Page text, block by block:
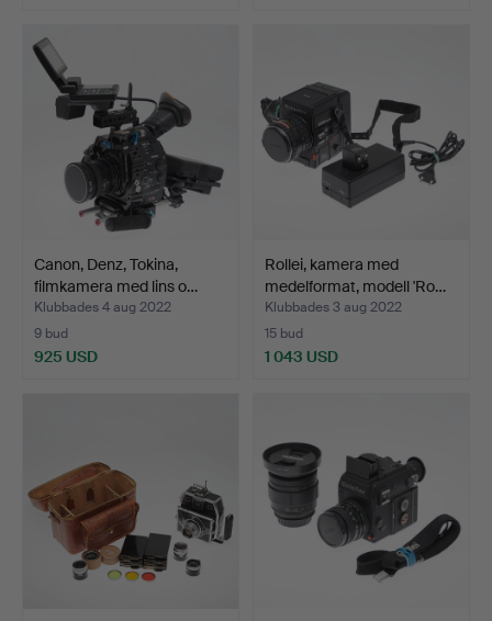
Canon, Denz, Tokina,
filmkamera med lins o…
Klubbades 4 aug 2022
9 bud
925 USD
Rollei, kamera med
medelformat, modell 'Ro…
Klubbades 3 aug 2022
15 bud
1 043 USD